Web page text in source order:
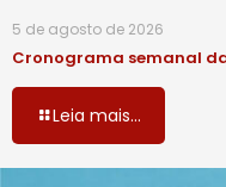
5 de agosto de 2026
Cronograma semanal
Leia mais...